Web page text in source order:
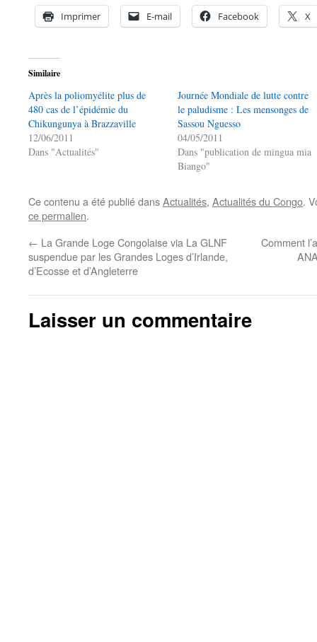
Imprimer E-mail Facebook X
Similaire
Après la poliomyélite plus de
480 cas de l’épidémie du
Chikungunya à Brazzaville
12/06/2011
Dans "Actualités"
Journée Mondiale de lutte contre
le paludisme : Les mensonges de
Sassou Nguesso
04/05/2011
Dans "publication de mingua mia
Biango"
Ce contenu a été publié dansActualités, Actualités du Congo.
ce permalien.
← La Grande Loge Congolaise via La GLNF
suspendue par les Grandes Loges d’Irlande,
d’Ecosse et d’Angleterre
Comment
Laisser un commentaire